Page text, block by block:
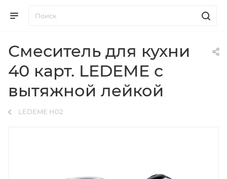
Смеситель для кухни
40 карт. LEDEME с
вытяжной лейкой
LEDEME H02